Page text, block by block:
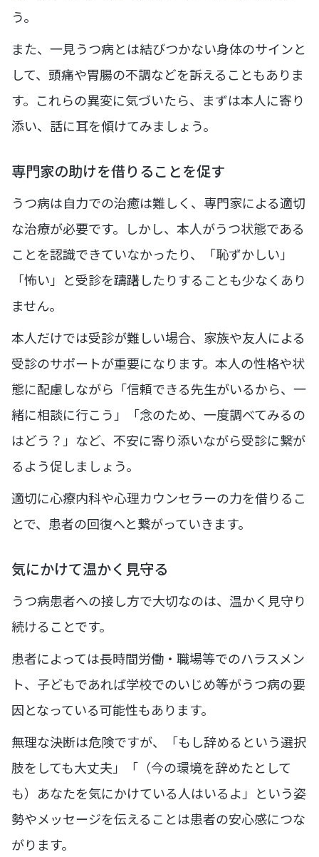
う。
また、一見うつ病とは結びつかない身体のサインと
して、頭痛や胃腸の不調などを訴えることもありま
す。これらの異変に気づいたら、まずは本人に寄り
添い、話に耳を傾けてみましょう。
専門家の助けを借りることを促す
うつ病は自力での治癒は難しく、専門家による適切
な治療が必要です。しかし、本人がうつ状態である
ことを認識できていなかったり、「恥ずかしい」
「怖い」と受診を躊躇したりすることも少なくあり
ません。
本人だけでは受診が難しい場合、家族や友人による
受診のサポートが重要になります。本人の性格や状
態に配慮しながら「信頼できる先生がいるから、一
緒に相談に行こう」「念のため、一度調べてみるの
はどう？」など、不安に寄り添いながら受診に繋が
るよう促しましょう。
適切に心療内科や心理カウンセラーの力を借りるこ
とで、患者の回復へと繋がっていきます。
気にかけて温かく見守る
うつ病患者への接し方で大切なのは、温かく見守り
続けることです。
患者によっては長時間労働・職場等でのハラスメン
ト、子どもであれば学校でのいじめ等がうつ病の要
因となっている可能性もあります。
無理な決断は危険ですが、「もし辞めるという選択
肢をしても大丈夫」「（今の環境を辞めたとして
も）あなたを気にかけている人はいるよ」という姿
勢やメッセージを伝えることは患者の安心感につな
がります。